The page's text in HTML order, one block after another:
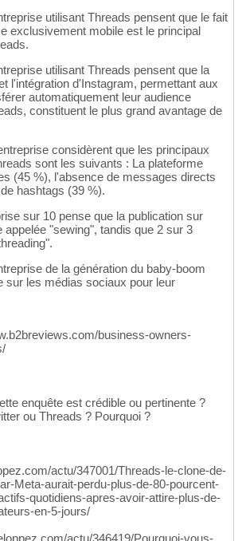
utilisant Threads pensent que le fait
exclusivement mobile est le principal
utilisant Threads pensent que la
l'intégration d'Instagram, permettant aux
automatiquement leur audience
constituent le plus grand avantage de
considèrent que les principaux
sont les suivants : La plateforme
(45 %), l'absence de messages directs
hashtags (39 %).
sur 10 pense que la publication sur
appelée "sewing", tandis que 2 sur 3
de la génération du baby-boom
sur les médias sociaux pour leur
business-owners-
enquête est crédible ou pertinente ?
ou Threads ? Pourquoi ?
actu/347001/Threads-le-clone-de-
Meta-aurait-perdu-plus-de-80-pourcent-
quotidiens-apres-avoir-attire-plus-de-
en-5-jours/